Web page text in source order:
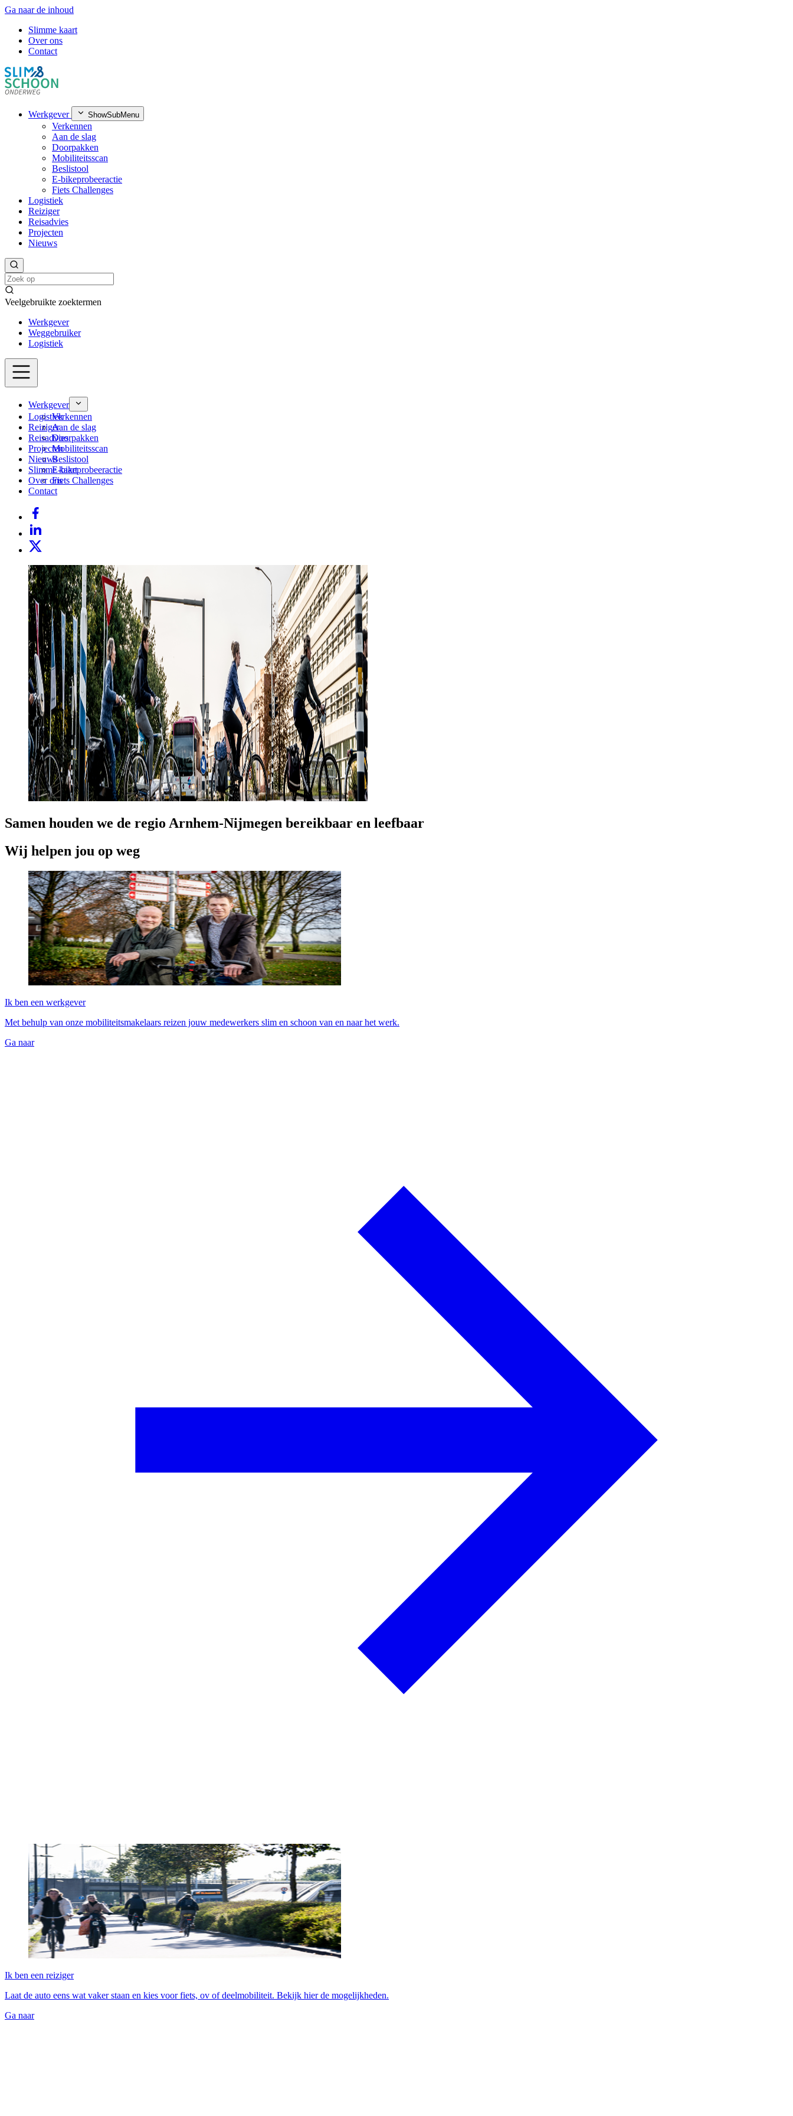
Ga naar de inhoud
Slimme kaart
Over ons
Contact
Werkgever ShowSubMenu
Verkennen
Aan de slag
Doorpakken
Mobiliteitsscan
Beslistool
E-bikeprobeeractie
Fiets Challenges
Logistiek
Reiziger
Reisadvies
Projecten
Nieuws
Veelgebruikte zoektermen
Werkgever
Weggebruiker
Logistiek
Werkgever
Verkennen
Aan de slag
Doorpakken
Mobiliteitsscan
Beslistool
E-bikeprobeeractie
Fiets Challenges
Logistiek
Reiziger
Reisadvies
Projecten
Nieuws
Slimme kaart
Over ons
Contact
Samen houden we de regio Arnhem-Nijmegen bereikbaar en leefbaar
Wij helpen jou op weg
Ik ben een werkgever
Met behulp van onze mobiliteitsmakelaars reizen jouw medewerkers slim en schoon van en naar het werk.
Ga naar
Ik ben een reiziger
Laat de auto eens wat vaker staan en kies voor fiets, ov of deelmobiliteit. Bekijk hier de mogelijkheden.
Ga naar